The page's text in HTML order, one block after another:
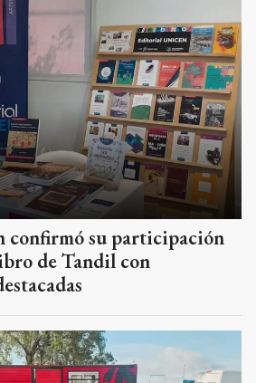
confirmó su participación
de Tandil con